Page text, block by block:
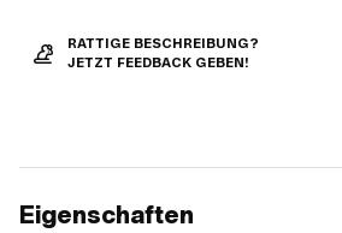
RATTIGE BESCHREIBUNG?
JETZT FEEDBACK GEBEN!
Eigenschaften